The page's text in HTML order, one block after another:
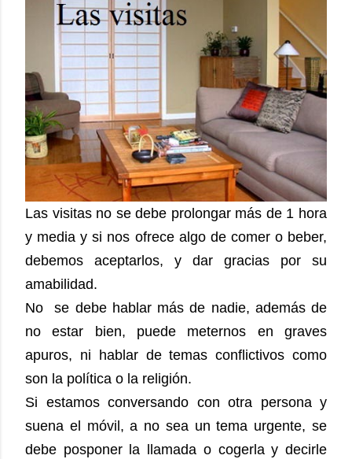
Las visitas no se debe prolongar más de 1 hora
y media y si nos ofrece algo de comer o beber,
debemos aceptarlos, y dar gracias por su
amabilidad.
No se debe hablar más de nadie, además de
no estar bien, puede meternos en graves
apuros, ni hablar de temas conflictivos como
son la política o la religión.
Si estamos conversando con otra persona y
suena el móvil, a no sea un tema urgente, se
debe posponer la llamada o cogerla y decirle